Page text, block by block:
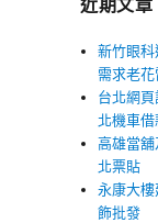
近期文章
新竹眼
需求老
台北網
北機車借
高雄當
北票貼
永康大
飾批發